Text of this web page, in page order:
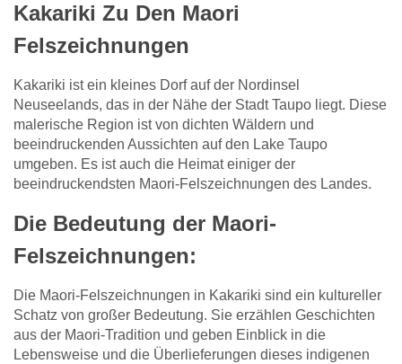
Kakariki Zu Den Maori
Felszeichnungen
Kakariki ist ein kleines Dorf auf der Nordinsel
Neuseelands, das in der Nähe der Stadt Taupo liegt. Diese
malerische Region ist von dichten Wäldern und
beeindruckenden Aussichten auf den Lake Taupo
umgeben. Es ist auch die Heimat einiger der
beeindruckendsten Maori-Felszeichnungen des Landes.
Die Bedeutung der Maori-
Felszeichnungen:
Die Maori-Felszeichnungen in Kakariki sind ein kultureller
Schatz von großer Bedeutung. Sie erzählen Geschichten
aus der Maori-Tradition und geben Einblick in die
Lebensweise und die Überlieferungen dieses indigenen